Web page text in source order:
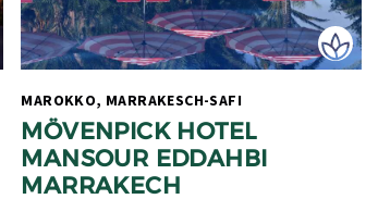
MÖVENPICK HOTEL
MANSOUR EDDAHBI
MARRAKECH